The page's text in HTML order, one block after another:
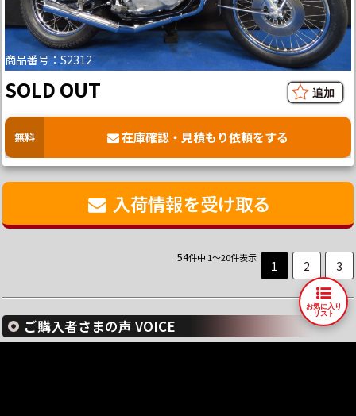
商品番号：S2312
SOLD OUT
無料 在庫確認・見積もり依頼をする
入荷情報を受け取る
54件中 1～20件表示
1 2 3
ご購入者さまの声 VOICE
お気に入り
リスト